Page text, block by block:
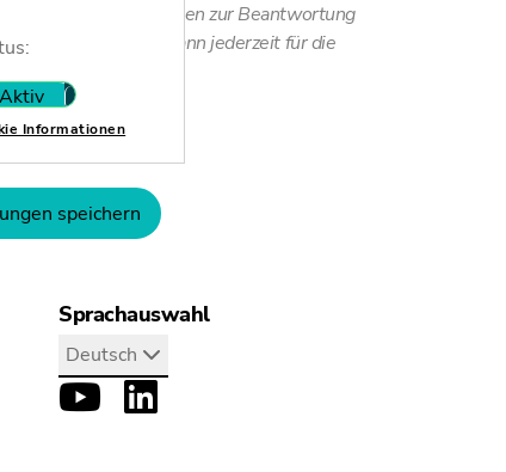
zu, dass meine Daten zur Beantwortung
Die Einwilligung kann jederzeit für die
Sprachauswahl
Deutsch
Aktiv
Nicht aktiv
Informationen
speichern